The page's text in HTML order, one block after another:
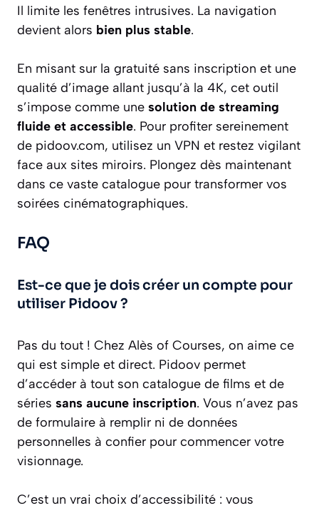
Il limite les fenêtres intrusives. La navigation
devient alors bien plus stable.
En misant sur la gratuité sans inscription et une
qualité d’image allant jusqu’à la 4K, cet outil
s’impose comme une solution de streaming
fluide et accessible. Pour profiter sereinement
de pidoov.com, utilisez un VPN et restez vigilant
face aux sites miroirs. Plongez dès maintenant
dans ce vaste catalogue pour transformer vos
soirées cinématographiques.
FAQ
Est-ce que je dois créer un compte pour
utiliser Pidoov ?
Pas du tout ! Chez Alès of Courses, on aime ce
qui est simple et direct. Pidoov permet
d’accéder à tout son catalogue de films et de
séries sans aucune inscription. Vous n’avez pas
de formulaire à remplir ni de données
personnelles à confier pour commencer votre
visionnage.
C’est un vrai choix d’accessibilité : vous